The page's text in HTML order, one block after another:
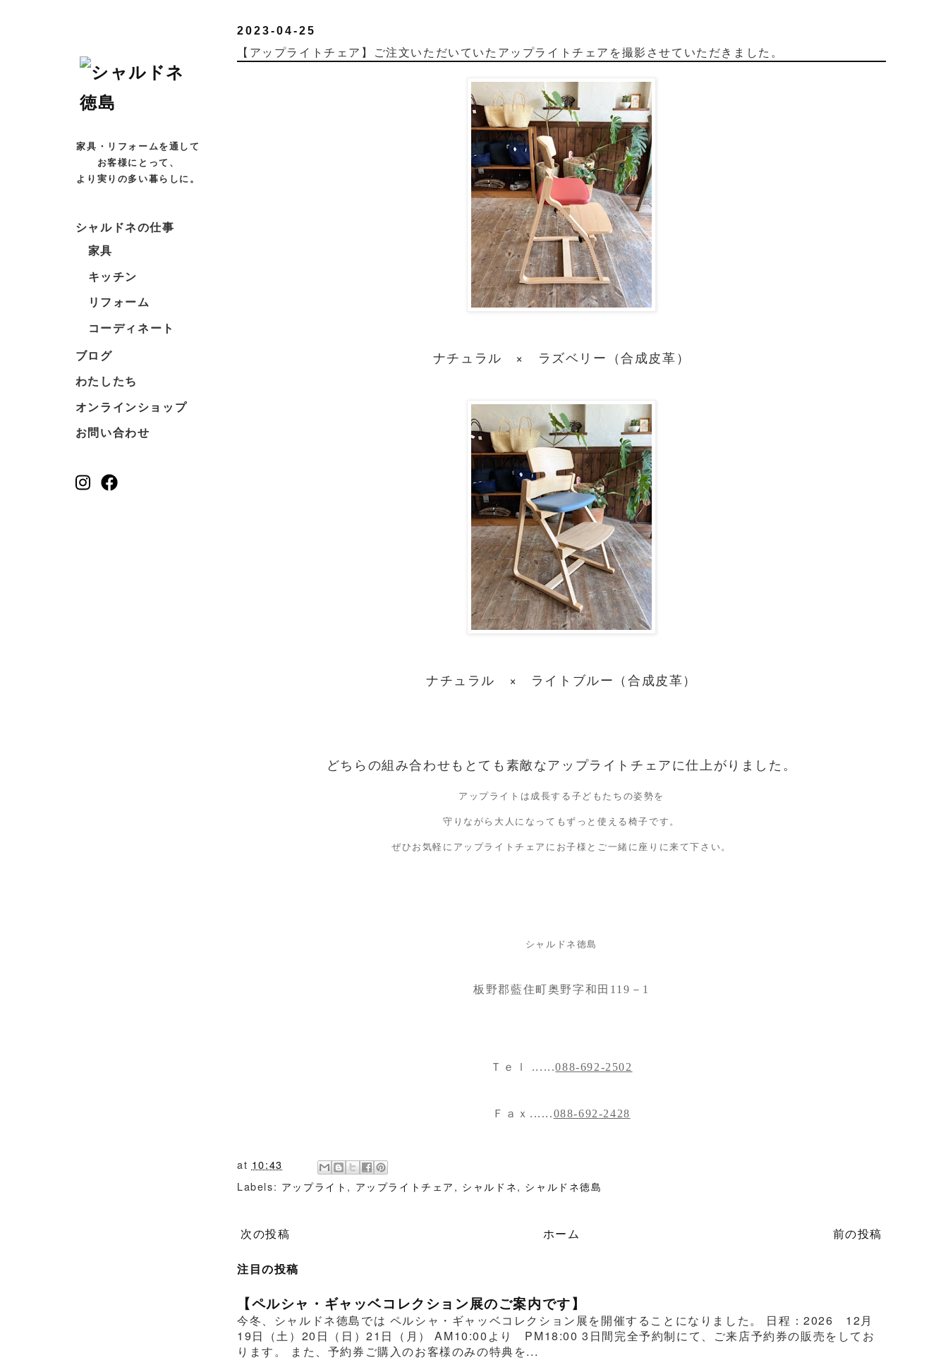
家具・リフォームを通して
お客様にとって、
より実りの多い暮らしに。
シャルドネの仕事
家具
キッチン
リフォーム
コーディネート
ブログ
わたしたち
オンラインショップ
お問い合わせ
2023-04-25
【アップライトチェア】ご注文いただいていたアップライトチェアを撮影させていただきました。
ナチュラル × ラズベリー（合成皮革）
ナチュラル × ライトブルー（合成皮革）
どちらの組み合わせもとても素敵なアップライトチェアに仕上がりました。
アップライトは成長する子どもたちの姿勢を
守りながら大人になってもずっと使える椅子です。
ぜひお気軽にアップライトチェアにお子様とご一緒に座りに来て下さい。
シャルドネ徳島
板野郡藍住町奥野字和田119－1
Ｔｅｌ ......088-692-2502
Ｆａｘ......088-692-2428
at 10:43
Labels: アップライト , アップライトチェア, シャルドネ, シャルドネ徳島
次の投稿 前の投稿
ホーム
注目の投稿
【ペルシャ・ギャッベコレクション展のご案内です】
今冬、シャルドネ徳島では ペルシャ・ギャッベコレクション展を開催することになりました。 日程：2026 12月
19日（土）20日（日）21日（月） AM10:00より PM18:00 3日間完全予約制にて、ご来店予約券の販売をしてお
ります。 また、予約券ご購入のお客様のみの特典を...